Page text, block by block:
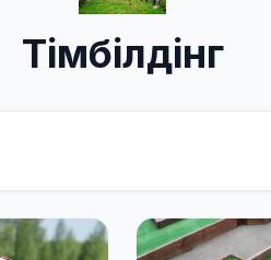
Тімбілдінг